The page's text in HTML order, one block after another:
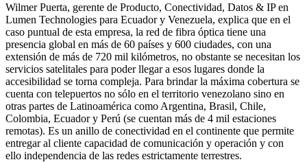
Wilmer Puerta, gerente de Producto, Conectividad, Datos & IP en
Lumen Technologies para Ecuador y Venezuela, explica que en el
caso puntual de esta empresa, la red de fibra óptica tiene una
presencia global en más de 60 países y 600 ciudades, con una
extensión de más de 720 mil kilómetros, no obstante se necesitan los
servicios satelitales para poder llegar a esos lugares donde la
accesibilidad se torna compleja. Para brindar la máxima cobertura se
cuenta con telepuertos no sólo en el territorio venezolano sino en
otras partes de Latinoamérica como Argentina, Brasil, Chile,
Colombia, Ecuador y Perú (se cuentan más de 4 mil estaciones
remotas). Es un anillo de conectividad en el continente que permite
entregar al cliente capacidad de comunicación y operación y con
ello independencia de las redes estrictamente terrestres.